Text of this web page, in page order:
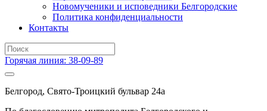
Новомученики и исповедники Белгородские
Политика конфиденциальности
Контакты
Горячая линия: 38-09-89
Белгород, Свято-Троицкий бульвар 24а